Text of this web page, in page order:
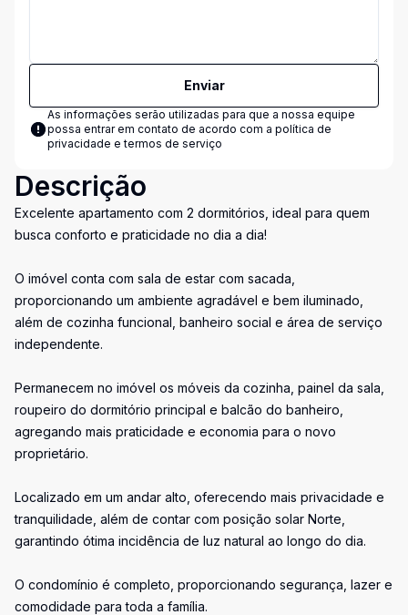
Enviar
As informações serão utilizadas para que a nossa equipe
possa entrar em contato de acordo com a política de
privacidade e termos de serviço
Descrição
Excelente apartamento com 2 dormitórios, ideal para quem
busca conforto e praticidade no dia a dia!
O imóvel conta com sala de estar com sacada,
proporcionando um ambiente agradável e bem iluminado,
além de cozinha funcional, banheiro social e área de serviço
independente.
Permanecem no imóvel os móveis da cozinha, painel da sala,
roupeiro do dormitório principal e balcão do banheiro,
agregando mais praticidade e economia para o novo
proprietário.
Localizado em um andar alto, oferecendo mais privacidade e
tranquilidade, além de contar com posição solar Norte,
garantindo ótima incidência de luz natural ao longo do dia.
O condomínio é completo, proporcionando segurança, lazer e
comodidade para toda a família.